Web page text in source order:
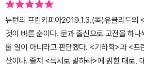
깨 위에서 세계를 본다!” “내가 조금 더 앞을
들의 어깨 위에 서 있었기 때문이다.” 아이작
의 물리학자이자 천문학자)에게 보낸 편지 중
뉴턴의 프린키피아2019.1.3.(목)유클리드의
것이 바른 순이다. 문과 출신으로 고전을 하나
룰 일이 아니라고 판단했다. <기하학>과 <프
산이다. 졸저 <독서로 말하라>에 밝힌 대로,